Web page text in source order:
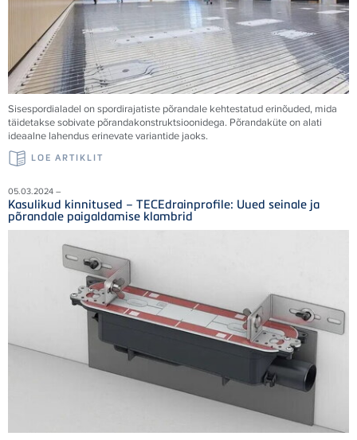
Sisespordialadel on spordirajatiste põrandale kehtestatud erinõuded, mida
täidetakse sobivate põrandakonstruktsioonidega. Põrandaküte on alati
ideaalne lahendus erinevate variantide jaoks.
LOE ARTIKLIT
05.03.2024 –
Kasulikud kinnitused – TECEdrainprofile: Uued seinale ja
põrandale paigaldamise klambrid